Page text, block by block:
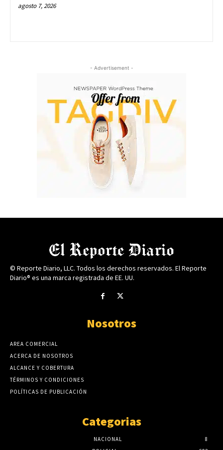
agosto 7, 2026
- Advertisement -
© Reporte Diario, LLC. Todos los derechos reservados. El Reporte
Diario® es una marca registrada de EE. UU.
Nosotros
AREA COMERCIAL
ACERCA DE NOSOTROS
ALCANCE Y COBERTURA
TÉRMINOS Y CONDICIONES
POLÍTICAS DE PUBLICACIÓN
Categorias
NACIONAL
8